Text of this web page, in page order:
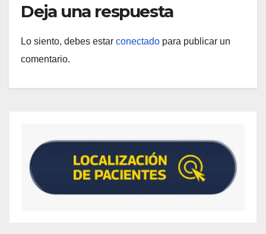
Deja una respuesta
Lo siento, debes estar conectado para publicar un
comentario.